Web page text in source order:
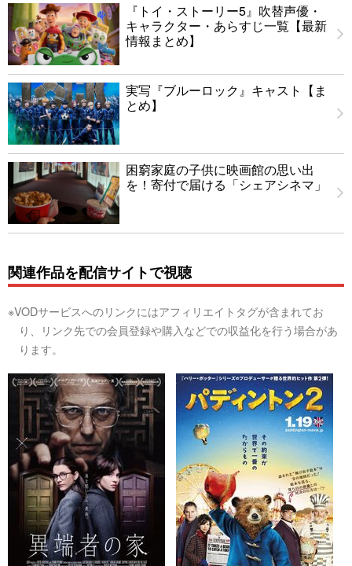
『トイ・ストーリー5』吹替声優・
キャラクター・あらすじ一覧【最新
情報まとめ】
実写『ブルーロック』キャスト【ま
とめ】
困窮家庭の子供に映画館の思い出
を！寄付で届ける「シェアシネマ」
関連作品を配信サイトで視聴
※VODサービスへのリンクにはアフィリエイトタグが含まれてお
り、リンク先での会員登録や購入などでの収益化を行う場合があ
ります。